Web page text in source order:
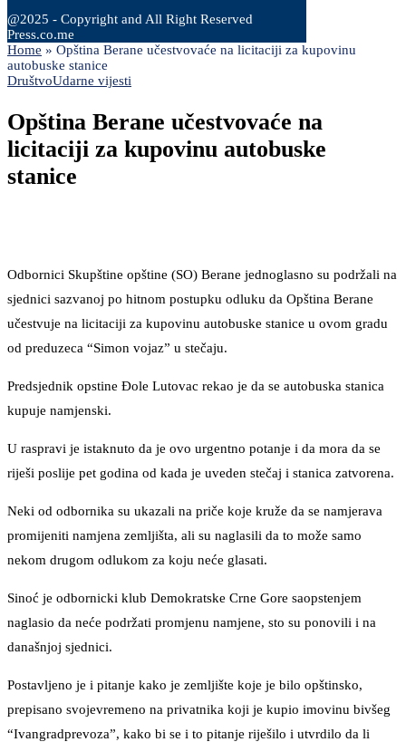
@2025 - Copyright and All Right Reserved
Press.co.me
Home » Opština Berane učestvovaće na licitaciji za kupovinu
autobuske stanice
DruštvoUdarne vijesti
Opština Berane učestvovaće na
licitaciji za kupovinu autobuske
stanice
Odbornici Skupštine opštine (SO) Berane jednoglasno su podržali na
sjednici sazvanoj po hitnom postupku odluku da Opština Berane
učestvuje na licitaciji za kupovinu autobuske stanice u ovom gradu
od preduzeca “Simon vojaz” u stečaju.
Predsjednik opstine Đole Lutovac rekao je da se autobuska stanica
kupuje namjenski.
U raspravi je istaknuto da je ovo urgentno potanje i da mora da se
riješi poslije pet godina od kada je uveden stečaj i stanica zatvorena.
Neki od odbornika su ukazali na priče koje kruže da se namjerava
promijeniti namjena zemljišta, ali su naglasili da to može samo
nekom drugom odlukom za koju neće glasati.
Sinoć je odbornicki klub Demokratske Crne Gore saopstenjem
naglasio da neće podržati promjenu namjene, sto su ponovili i na
današnjoj sjednici.
Postavljeno je i pitanje kako je zemljište koje je bilo opštinsko,
prepisano svojevremeno na privatnika koji je kupio imovinu bivšeg
“Ivangradprevoza”, kako bi se i to pitanje riješilo i utvrdilo da li